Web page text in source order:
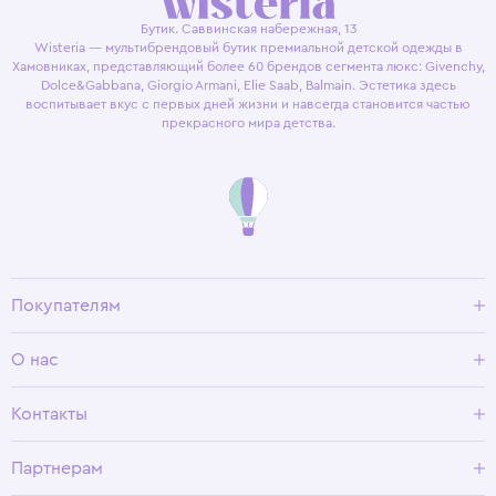
Бутик. Саввинская набережная, 13
Wisteria — мультибрендовый бутик премиальной детской одежды в
Хамовниках, представляющий более 60 брендов сегмента люкс: Givenchy,
Dolce&Gabbana, Giorgio Armani, Elie Saab, Balmain. Эстетика здесь
воспитывает вкус с первых дней жизни и навсегда становится частью
прекрасного мира детства.
Покупателям
Условия возврата
О нас
Программа лояльности
Контакты
Партнерам